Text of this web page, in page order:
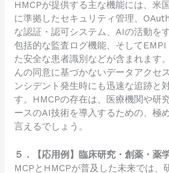
HMCPが提供する主な機能には、米
に準拠したセキュリティ管理、
な認証・認可システム、AIの活動を
包括的な監査ログ機能、そして
た安全な患者識別などが含まれます
んの同意に基づかないデータアクセ
ンシデント発生時にも迅速な追跡と
す。HMCPの存在は、医療機関や研
ースのAI技術を導入するための、極
言えるでしょう。
５．【応用例】臨床研究・創薬・薬
MCPとHMCPが普及した未来では、